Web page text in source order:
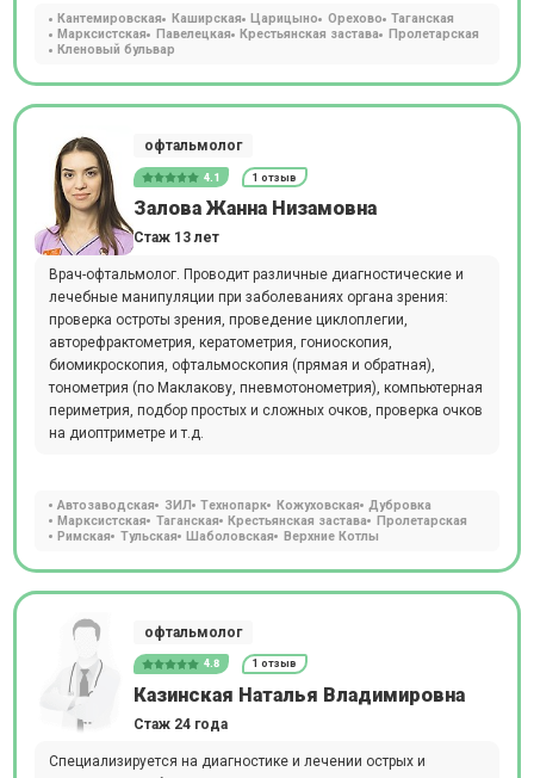
Кантемировская Каширская Царицыно Орехово
Таганская
Марксистская
Павелецкая Крестьянская застава
Пролетарская
Кленовый бульвар
офтальмолог
4.1 1 отзыв
Залова Жанна Низамовна
Стаж 13 лет
Врач-офтальмолог. Проводит различные диагностические и
лечебные манипуляции при заболеваниях органа зрения:
проверка остроты зрения, проведение циклоплегии,
авторефрактометрия, кератометрия, гониоскопия,
биомикроскопия, офтальмоскопия (прямая и обратная),
тонометрия (по Маклакову, пневмотонометрия), компьютерная
периметрия, подбор простых и сложных очков, проверка очков
на диоптриметре и т.д.
Автозаводская ЗИЛ Технопарк Кожуховская
Дубровка
Марксистская
Таганская Крестьянская застава
Пролетарская
Римская
Тульская Шаболовская Верхние Котлы
офтальмолог
4.8 1 отзыв
Казинская Наталья Владимировна
Стаж 24 года
Специализируется на диагностике и лечении острых и